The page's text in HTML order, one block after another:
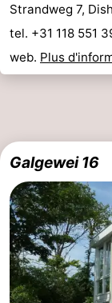
Strandweg 7,
tel. +31 118 551
web. Plus
Galgewei 16